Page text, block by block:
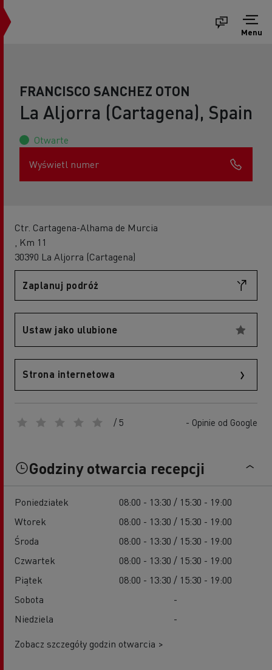
Menu
FRANCISCO SANCHEZ OTON
La Aljorra (Cartagena), Spain
Otwarte
Wyświetl numer
Ctr. Cartagena-Alhama de Murcia
, Km 11
30390 La Aljorra (Cartagena)
Zaplanuj podróż
Ustaw jako ulubione
Strona internetowa
/ 5 - Opinie od Google
Godziny otwarcia recepcji
Poniedziałek
08:00 - 13:30 / 15:30 - 19:00
Wtorek
08:00 - 13:30 / 15:30 - 19:00
Środa
08:00 - 13:30 / 15:30 - 19:00
Czwartek
08:00 - 13:30 / 15:30 - 19:00
Piątek
08:00 - 13:30 / 15:30 - 19:00
Sobota
-
Niedziela
-
Zobacz szczegóły godzin otwarcia >